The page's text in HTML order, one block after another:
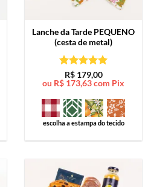
Lanche da Tarde PEQUENO
(cesta de metal)
Avaliação5
de 5
R$179,00
ou R$ 173,63com Pix
escolha a estampa do tecido